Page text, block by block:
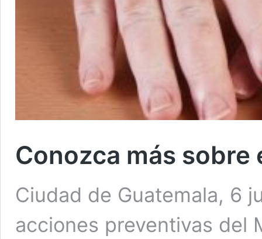
Conozca más sobre
Ciudad de Guatemala, 6
acciones preventivas del